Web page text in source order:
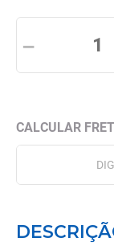
－
8º
andador
º
10º cadeira